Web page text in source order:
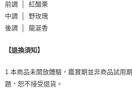
前調 │ 紅醋栗
中調 │ 野玫瑰
後調 │ 龍涎香
【退換須知】
1.本商品未開放體驗，鑑賞期並非商品試用
題，恕不接受退貨。